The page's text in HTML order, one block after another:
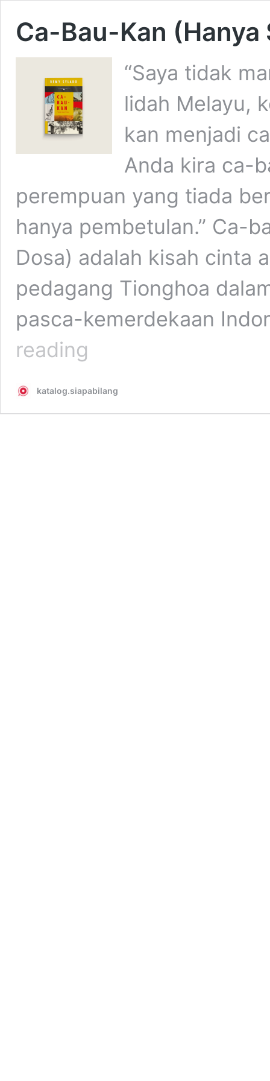
Ca-Bau-Kan (Hanya
“Saya tidak
lidah Melayu,
kan menjadi
Anda kira ca-
perempuan yang tiada
hanya pembetulan.” Ca-
Dosa) adalah kisah cinta
pedagang Tionghoa
pasca-kemerdekaan
reading
Sebuah
katalog.siapabilang